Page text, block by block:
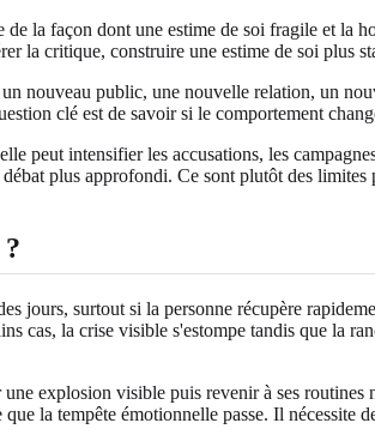
la façon dont une estime de soi fragile et
la critique, construire une estime de soi plus
nouveau public, une nouvelle relation, un
clé est de savoir si le comportement
peut intensifier les accusations, les
plus approfondi. Ce sont plutôt des
jours, surtout si la personne récupère
cas, la crise visible s'estompe tandis que la
explosion visible puis revenir à ses
la tempête émotionnelle passe. Il